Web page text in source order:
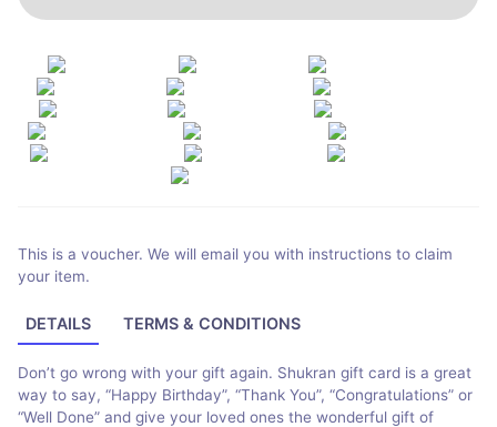
This is a voucher. We will email you with instructions to claim
your item.
DETAILS TERMS & CONDITIONS
Don’t go wrong with your gift again. Shukran gift card is a great
way to say, “Happy Birthday”, “Thank You”, “Congratulations” or
“Well Done” and give your loved ones the wonderful gift of